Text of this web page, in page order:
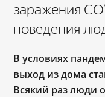
заражения
поведения
В условиях
выход из дома
Всякий раз люди